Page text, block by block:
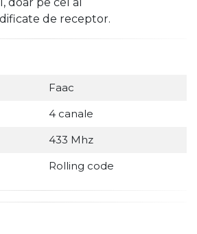
de receptor.
Faac
4 canale
433 Mhz
Rolling code